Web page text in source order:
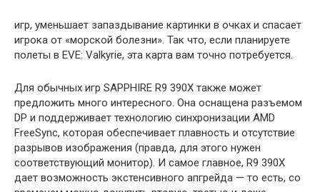
игр, уменьшает запаздывание картинки в очках и спасает
игрока от «морской болезни». Так что, если планируете
полеты в EVE: Valkyrie, эта карта вам точно потребуется.
Для обычных игр SAPPHIRE R9 390X также может
предложить много интересного. Она оснащена разъемом
DP и поддерживает технологию синхронизации AMD
FreeSync, которая обеспечивает плавность и отсутствие
разрывов изображения (правда, для этого нужен
соответствующий монитор). И самое главное, R9 390X
дает возможность экстенсивного апгрейда — то есть, со